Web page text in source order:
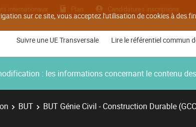
sur ce site, vous acceptez l'utilisation de cookies à des
internationaux Plan Candidatures inscriptions
Suivre une UE Transversale Lire le référentiel commun
: les informations concernant le contenu
BUT BUT Génie Civil - Construction Durable